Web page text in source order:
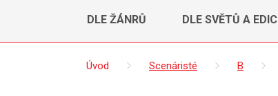
DLE ŽÁNRŮ DLE SVĚTŮ A EDIC
Úvod Scenáristé B